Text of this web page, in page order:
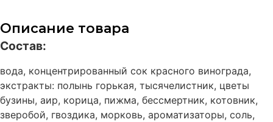
Описание товара
Состав:
вода, концентрированный сок красного винограда,
экстракты: полынь горькая, тысячелистник, цветы
бузины, аир, корица, пижма, бессмертник, котовник,
зверобой, гвоздика, морковь, ароматизаторы, соль,